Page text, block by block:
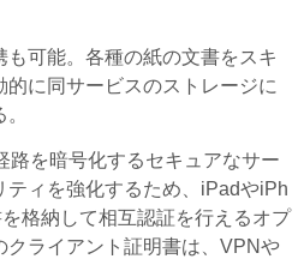
も可能。各種の紙の文書をスキ
的に同サービスのストレージに
路を暗号化するセキュアなサー
ティを強化するため、iPadやiPh
格納して相互認証を行えるオプ
クライアント証明書は、VPNや